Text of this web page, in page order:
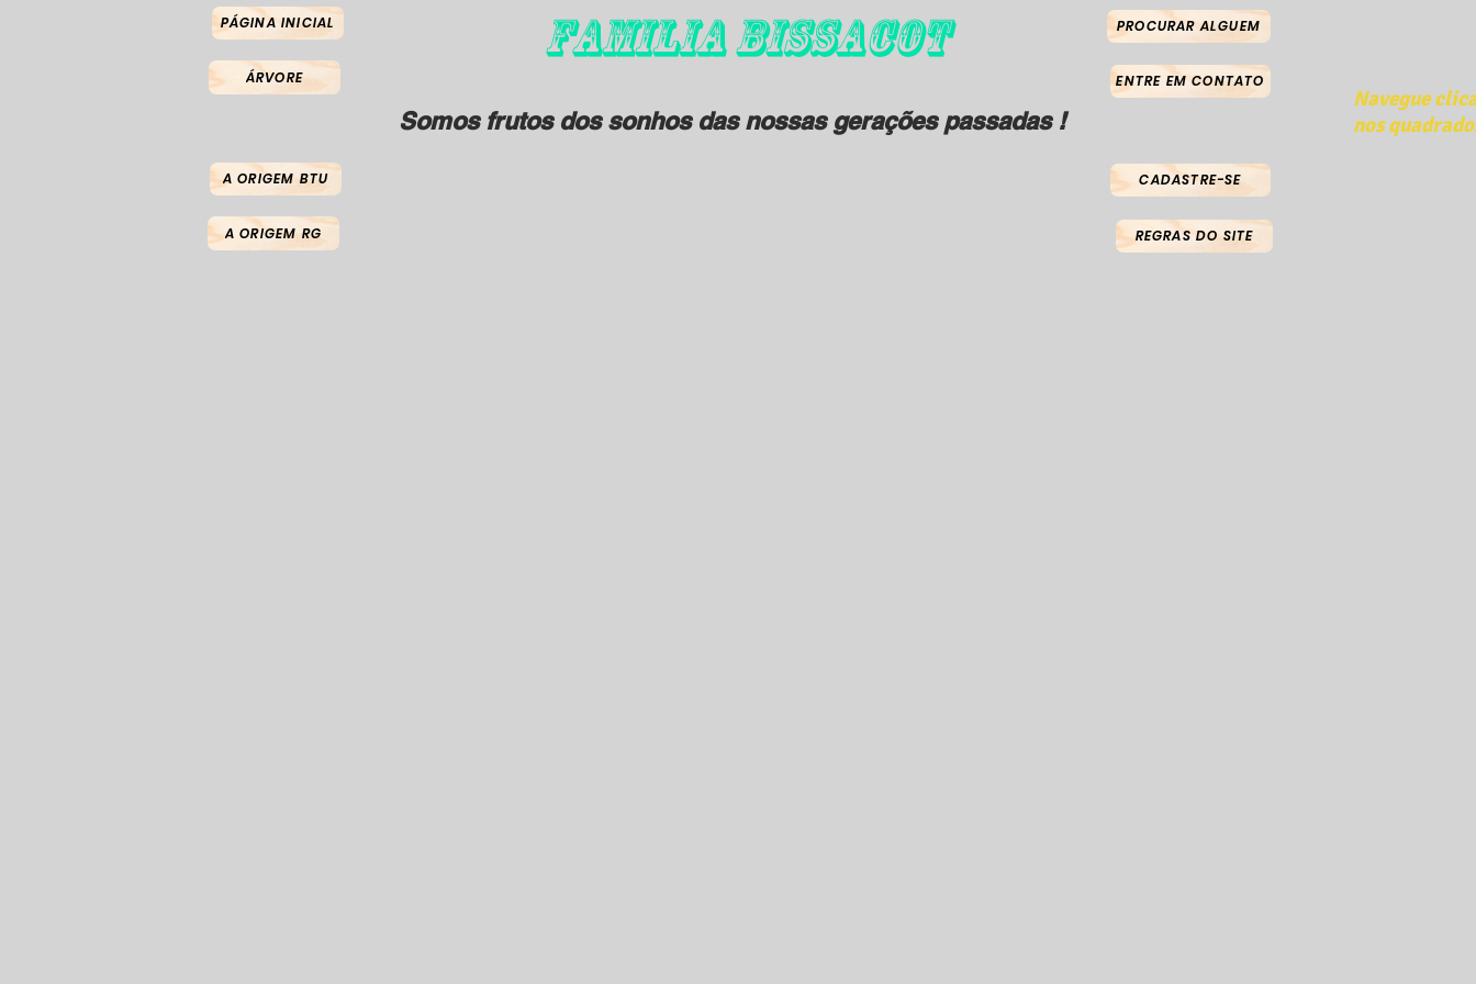
PÁGINA INICIAL
ÁRVORE
FAMILIA BISSACOT PROCURAR ALGUEM
ENTRE EM CONTATO
Somos frutos dos sonhos das nossas gerações passadas !
Navegue
nos
A ORIGEM BTU
A ORIGEM RG
CADASTRE-SE
REGRAS DO SITE